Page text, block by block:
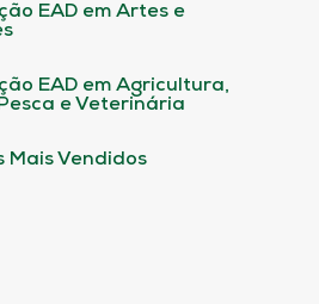
EAD em Artes e
EAD em Agricultura,
e Veterinária
Mais Vendidos